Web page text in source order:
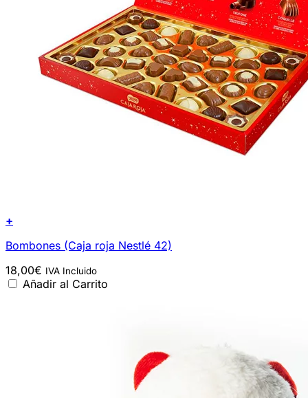
+
Bombones (Caja roja Nestlé 42)
18,00€ IVA Incluido
Añadir al Carrito